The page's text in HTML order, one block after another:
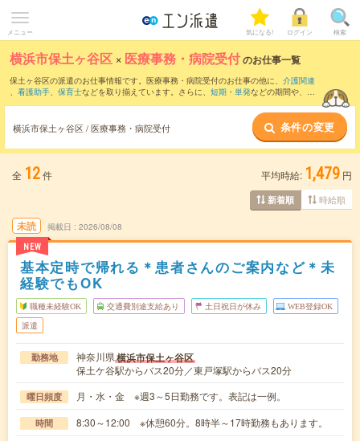
メニュー 気になる! ログイン 検索
横浜市保土ヶ谷区 × 医療事務・病院受付のお仕事一覧
保土ヶ谷区の派遣のお仕事情報です。医療事務・病院受付のお仕事の他に、 介護関連
、 看護助手、 保育士などを取り揃えています。さらに、 短期 ・ 単発などの期間や、 職
横浜市保土ヶ谷区 / 医療事務・病院受付 条件の変更
全 12件 平均時給: 1,479 円
新着順 時給順
未読
NEW
掲載日 2026/08/08
基本定時で帰れる＊患者さんのご案内など＊未
経験でもOK
職種未経験OK 交通費別途支給あり 土日祝日が休み WEB登録OK
派遣
勤務地 神奈川県横浜市保土ヶ谷区
保土ケ谷駅からバス20分／東戸塚駅からバス20分
曜日頻度 月・水・金 ※週3～5日勤務です。表記は一例。
時間 8:30～12:00 ※休憩60分。8時半～17時勤務もあります。